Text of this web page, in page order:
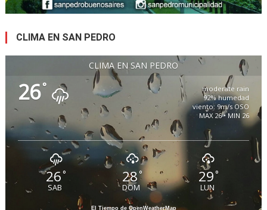
CLIMA EN SAN PEDRO
CLIMA EN SAN PEDRO
26°
moderate rain
92% humedad
viento: 9m/s OSO
MAX 26 • MIN 26
26°
SAB
28 °
DOM
29°
LUN
El Tiempo de OpenWeatherMap